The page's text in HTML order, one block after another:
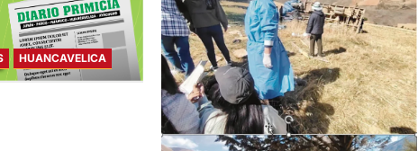
HUANCAVELICA